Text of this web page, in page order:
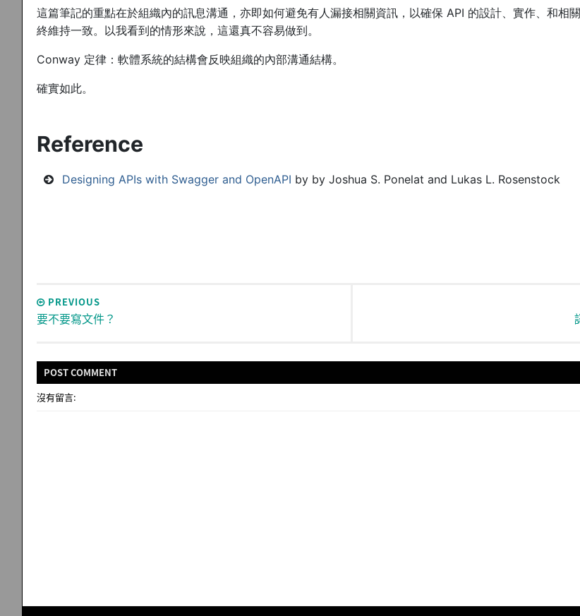
這篇筆記的重點在於組織內的訊息溝通，亦即如何避免有人漏接相關資訊，以確保 API 的設計、實作、和相
終維持一致。以我看到的情形來說，這還真不容易做到。
Conway 定律：軟體系統的結構會反映組織的內部溝通結構。
確實如此。
Reference
Designing APIs with Swagger and OpenAPI by by Joshua S. Ponelat and Lukas L. Rosenstock
PREVIOUS
要不要寫文件？
POSTCOMMENT
沒有留言: